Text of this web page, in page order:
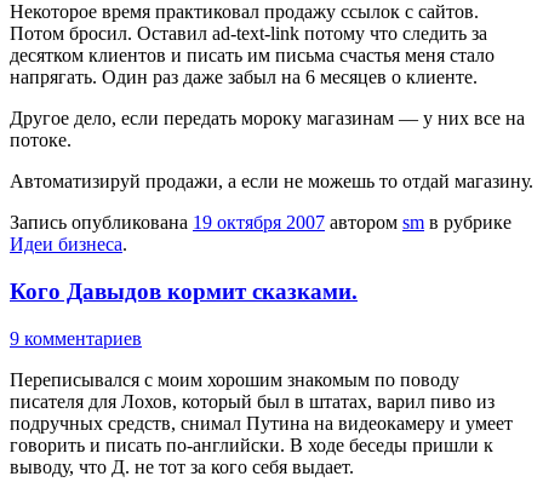
Некоторое время практиковал продажу ссылок с сайтов.
Потом бросил. Оставил ad-text-link потому что следить за
десятком клиентов и писать им письма счастья меня стало
напрягать. Один раз даже забыл на 6 месяцев о клиенте.
Другое дело, если передать мороку магазинам — у них все на
потоке.
Автоматизируй продажи, а если не можешь то отдай магазину.
Запись опубликована 19 октября 2007 автором sm в рубрике
Идеи бизнеса.
Кого Давыдов кормит сказками.
9 комментариев
Переписывался с моим хорошим знакомым по поводу
писателя для Лохов, который был в штатах, варил пиво из
подручных средств, снимал Путина на видеокамеру и умеет
говорить и писать по-английски. В ходе беседы пришли к
выводу, что Д. не тот за кого себя выдает.